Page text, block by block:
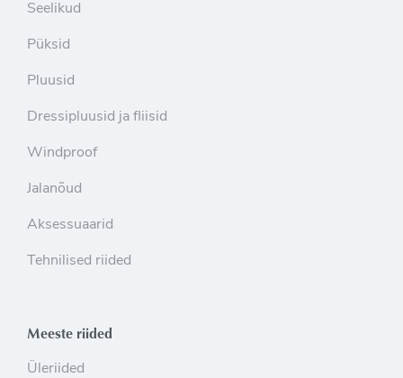
Seelikud
Püksid
Pluusid
Dressipluusid ja fliisid
Windproof
Jalanõud
Aksessuaarid
Tehnilised riided
Meeste riided
Üleriided